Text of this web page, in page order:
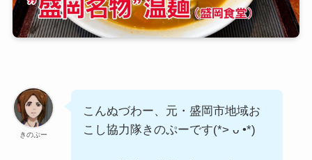
きのぷー
こんぬづわー、元・盛岡市地域お
こし協力隊きのぷーです(*> ᴗ •*)ゞ